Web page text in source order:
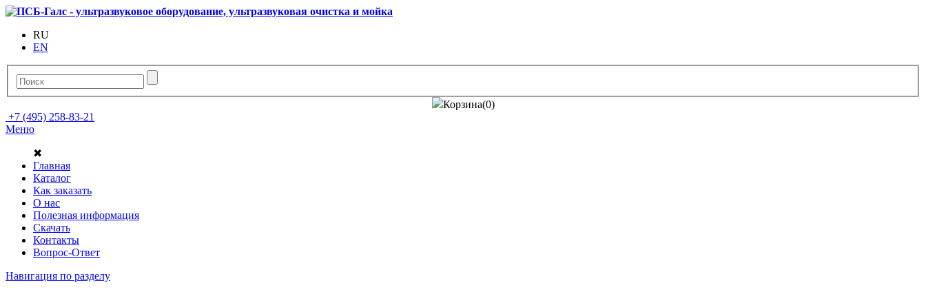
RU
EN
Корзина(0)
+7 (495) 258-83-21
Меню
✖
Главная
Каталог
Как заказать
О нас
Полезная информация
Скачать
Контакты
Вопрос-Ответ
Навигация по разделу